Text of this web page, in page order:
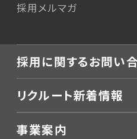
採用メルマガ
採用に関するお問い
リクルート新着情報
事業案内